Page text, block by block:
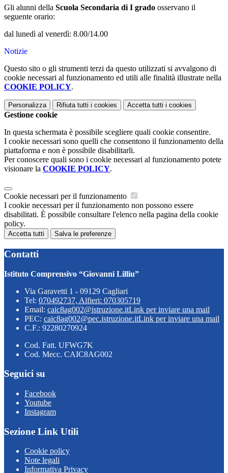
Gli alunni della Scuola Secondaria di I grado osservano il
seguente orario:
dal lunedì al venerdì: 8.00/14.00
Notizie
Questo sito o gli strumenti terzi da questo utilizzati si avvalgono di
cookie necessari al funzionamento ed utili alle finalità illustrate nella
COOKIE POLICY.
Personalizza Rifiuta tutti i cookies Accetta tutti i cookies
Gestione cookie
In questa schermata è possibile scegliere quali cookie consentire.
I cookie necessari sono quelli che consentono il funzionamento della
piattaforma e non è possibile disabilitarli.
Per conoscere quali sono i cookie necessari al funzionamento potete
visionare la COOKIE POLICY.
Cookie necessari per il funzionamento
I cookie necessari per il funzionamento non possono essere
disabilitati. È possibile consultare l'elenco nella pagina della cookie
policy.
Accetta tutti Salva le preferenze
Contatti
Istituto Comprensivo “Giovanni Lilliu”
Via Garavetti 1 - 09129 Cagliari
Tel: 070492737, Alfieri: 070305719
Email: caic8ag002@istruzione.itLink per inviare una mail
PEC: caic8ag002@pec.istruzione.itLink per inviare una mail
C.F.: 92280270924
Cod. Fatt. UFWG7K
Cod. Mecc. CAIC8AG002
Seguici su
Facebook
Youtube
Instagram
Sezione Link Utili
Cookie policy
Note legali
Informativa Privacy